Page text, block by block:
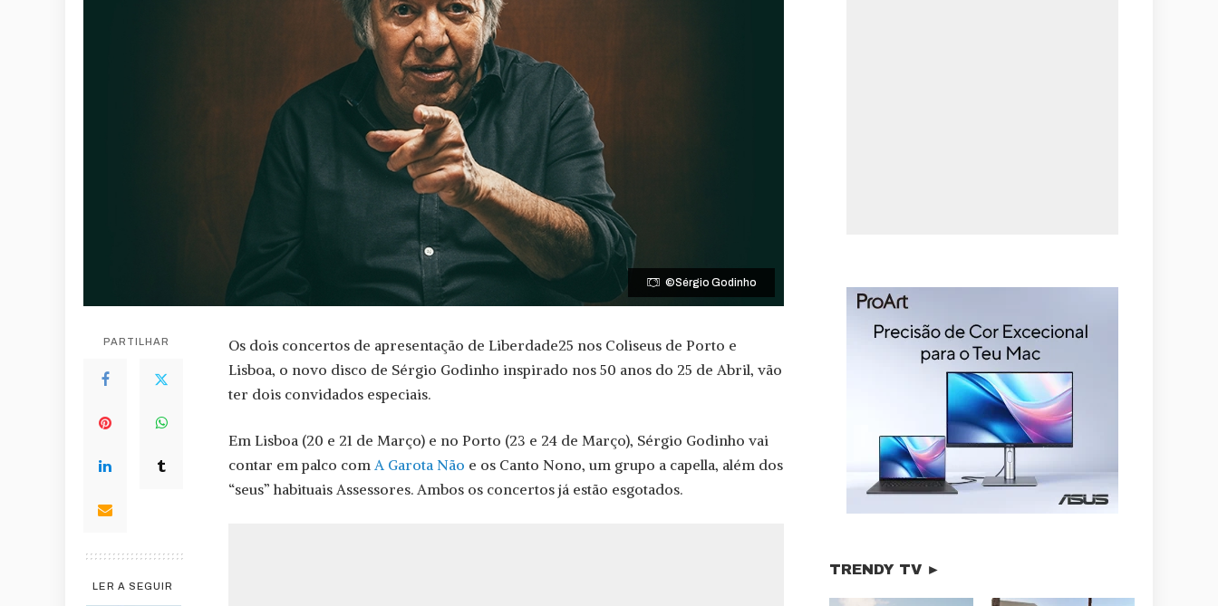
©Sérgio Godinho
PARTILHAR
LER A SEGUIR
Os dois concertos de apresentação de Liberdade25 nos Coliseus de Porto e
Lisboa, o novo disco de Sérgio Godinho inspirado nos 50 anos do 25 de Abril, vão
ter dois convidados especiais.
Em Lisboa (20 e 21 de Março) e no Porto (23 e 24 de Março), Sérgio Godinho vai
contar em palco com A Garota Não e os Canto Nono, um grupo a capella, além dos
“seus” habituais Assessores. Ambos os concertos já estão esgotados.
TRENDY TV ►